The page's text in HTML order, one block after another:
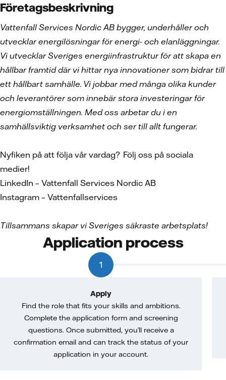
Företagsbeskrivning
Vattenfall Services Nordic AB bygger, underhåller och
utvecklar energilösningar för energi- och elanläggningar.
Vi utvecklar Sveriges energiinfrastruktur för att skapa en
hållbar framtid där vi hittar nya innovationer som bidrar till
ett hållbart samhälle. Vi jobbar med många olika kunder
och leverantörer som innebär stora investeringar för
energiomställningen. Med oss arbetar du i en
samhällsviktig verksamhet och ser till allt fungerar.
Nyfiken på att följa vår vardag? Följ oss på sociala
medier!
LinkedIn – Vattenfall Services Nordic AB
Instagram – Vattenfallservices
Tillsammans skapar vi Sveriges säkraste arbetsplats!
Application process
1
Apply
Find the role that fits your skills and ambitions.
Complete the application form and screening
questions. Once submitted, you’ll receive a
confirmation email and can track the status of your
application in your account.